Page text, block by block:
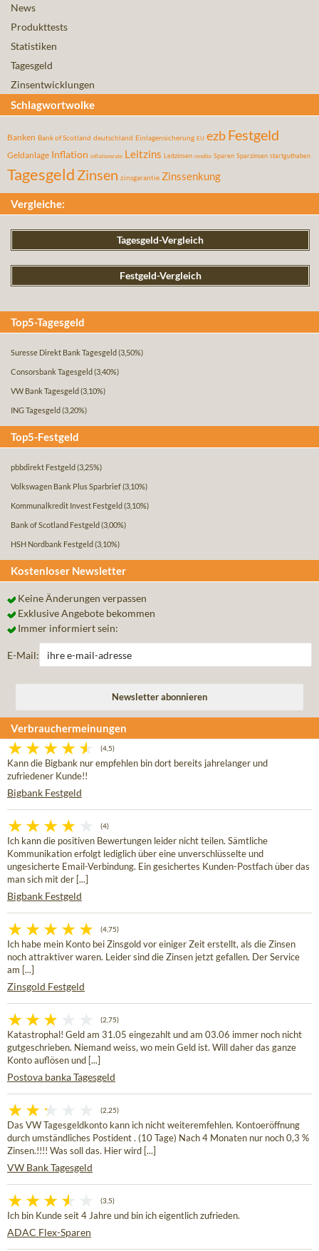
News
Produkttests
Statistiken
Tagesgeld
Zinsentwicklungen
Schlagwortwolke
Banken Bank of Scotland deutschland Einlagensicherung EU ezbFestgeld
Geldanlage Inflation inflationsrate Leitzins Leitzinsen rendite Sparen Sparzinsen startguthaben
Tagesgeld Zinsen zinsgarantie Zinssenkung
Vergleiche:
Tagesgeld-Vergleich
Festgeld-Vergleich
Top5-Tagesgeld
Suresse Direkt Bank Tagesgeld (3,50%)
Consorsbank Tagesgeld (3,40%)
VW Bank Tagesgeld (3,10%)
ING Tagesgeld (3,20%)
Top5-Festgeld
pbbdirekt Festgeld (3,25%)
Volkswagen Bank Plus Sparbrief(3,10%)
Kommunalkredit Invest Festgeld (3,10%)
Bank of Scotland Festgeld (3,00%)
HSH Nordbank Festgeld (3,10%)
Kostenloser Newsletter
Keine Änderungen verpassen
Exklusive Angebote bekommen
Immer informiert sein:
E-Mail:
Verbrauchermeinungen
(4,5)
Kann die Bigbank nur empfehlen bin dort bereits jahrelanger und
zufriedener Kunde!!
Bigbank Festgeld
(4)
Ich kann die positiven Bewertungen leider nicht teilen. Sämtliche
Kommunikation erfolgt lediglich über eine unverschlüsselte und
ungesicherte Email-Verbindung. Ein gesichertes Kunden-Postfach über das
man sich mit der [...]
Bigbank Festgeld
(4,75)
Ich habe mein Konto bei Zinsgold vor einiger Zeit erstellt, als die Zinsen
noch attraktiver waren. Leider sind die Zinsen jetzt gefallen. Der Service
am [...]
Zinsgold Festgeld
(2,75)
Katastrophal! Geld am 31.05 eingezahlt und am 03.06 immer noch nicht
gutgeschrieben. Niemand weiss, wo mein Geld ist. Will daher das ganze
Konto auflösen und [...]
Postova banka Tagesgeld
(2,25)
Das VW Tagesgeldkonto kann ich nicht weiteremfehlen. Kontoeröffnung
durch umständliches Postident . (10 Tage) Nach 4 Monaten nur noch 0,3 %
Zinsen.!!!! Was soll das. Hier wird [...]
VW Bank Tagesgeld
(3,5)
Ich bin Kunde seit 4 Jahre und bin ich eigentlich zufrieden.
ADAC Flex-Sparen